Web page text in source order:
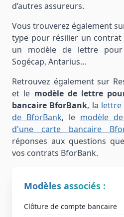
d’autres assureurs.
Vous trouverez également
type pour résilier un contrat
un modèle de lettre
Sogécap, Antarius...
Retrouvez également sur
et le modèle de lettre
bancaire BforBank, la lettre
de BforBank, le modèle
d'une carte bancaire
réponses aux questions
vos contrats BforBank.
Modèles associés :
Clôture de compte bancaire